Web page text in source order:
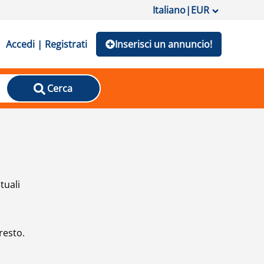
Italiano|EUR
Accedi | Registrati Inserisci un annuncio!
Cerca